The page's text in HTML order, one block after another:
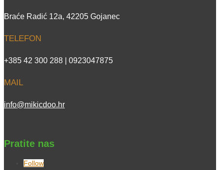
Braće Radić 12a, 42205 Gojanec
TELEFON
+385 42 300 288 | 0923047875
MAIL
info@mikicdoo.hr
Pratite nas
Follow